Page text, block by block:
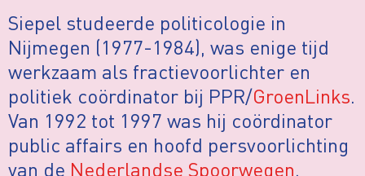
Siepel studeerde politicologie in
Nijmegen (1977-1984), was enige tijd
werkzaam als fractievoorlichter en
politiek coördinator bij PPR/GroenLinks.
Van 1992 tot 1997 was hij coördinator
public affairs en hoofd persvoorlichting
van de Nederlandse Spoorwegen.